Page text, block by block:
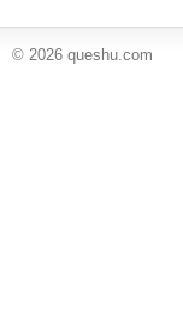
© 2026 queshu.com